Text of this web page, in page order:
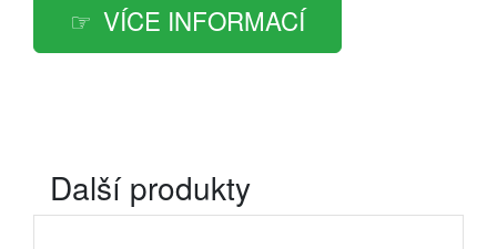
VÍCE INFORMACÍ
Další produkty